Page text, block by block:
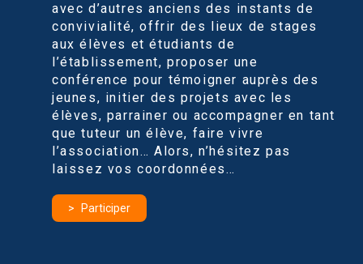
avec d’autres anciens des instants de
convivialité, offrir des lieux de stages
aux élèves et étudiants de
l’établissement, proposer une
conférence pour témoigner auprès des
jeunes, initier des projets avec les
élèves, parrainer ou accompagner en tant
que tuteur un élève, faire vivre
l’association… Alors, n’hésitez pas
laissez vos coordonnées…
Participer